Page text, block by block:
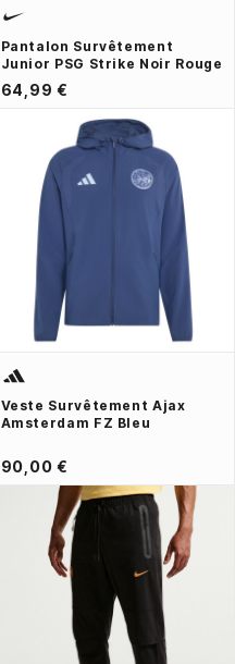
Pantalon Survêtement
Junior PSG Strike Noir Rouge
64,99 €
Veste Survêtement Ajax
Amsterdam FZ Bleu
90,00 €